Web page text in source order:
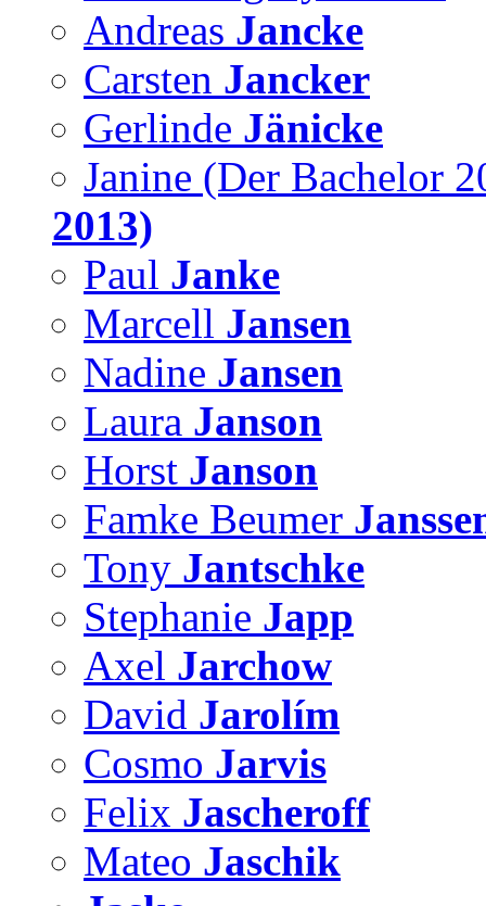
Andreas Jancke
Carsten Jancker
Gerlinde Jänicke
Janine (Der Bachelor
2013)
Paul Janke
Marcell Jansen
Nadine Jansen
Laura Janson
Horst Janson
Famke Beumer
Tony Jantschke
Stephanie Japp
Axel Jarchow
David Jarolím
Cosmo Jarvis
Felix Jascheroff
Mateo Jaschik